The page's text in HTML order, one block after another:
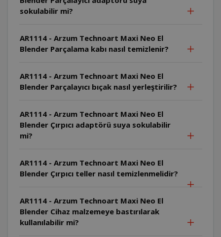
sokulabilir mi?
AR1114 - Arzum Technoart Maxi Neo El
Blender Parçalama kabı nasıl temizlenir?
AR1114 - Arzum Technoart Maxi Neo El
Blender Parçalayıcı bıçak nasıl yerleştirilir?
AR1114 - Arzum Technoart Maxi Neo El
Blender Çırpıcı adaptörü suya sokulabilir
mi?
AR1114 - Arzum Technoart Maxi Neo El
Blender Çırpıcı teller nasıl temizlenmelidir?
AR1114 - Arzum Technoart Maxi Neo El
Blender Cihaz malzemeye bastırılarak
kullanılabilir mi?